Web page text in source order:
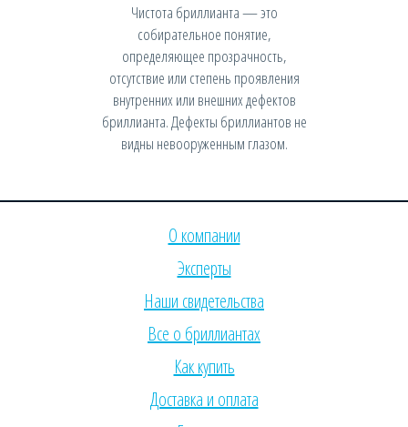
Чистота бриллианта — это
собирательное понятие,
определяющее прозрачность,
отсутствие или степень проявления
внутренних или внешних дефектов
бриллианта. Дефекты бриллиантов не
видны невооруженным глазом.
О компании
Эксперты
Наши свидетельства
Все о бриллиантах
Как купить
Доставка и оплата